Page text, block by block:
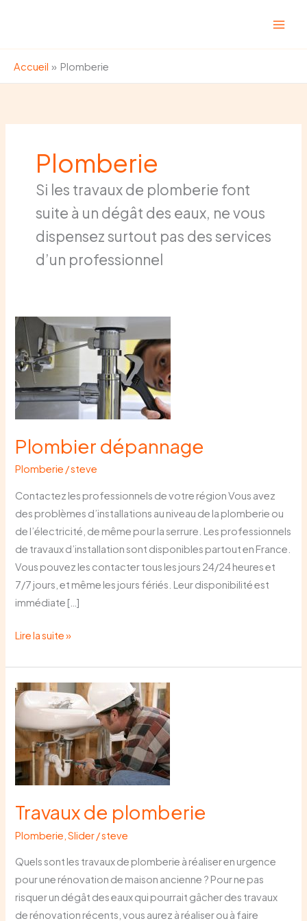
Accueil
Plomberie
Plomberie
Si les travaux de plomberie font
suite à un dégât des eaux, ne vous
dispensez surtout pas des services
d’un professionnel
Plombier dépannage
Plomberie /steve
Contactez les professionnels de votre région Vous avez
des problèmes d’installations au niveau de la plomberie ou
de l’électricité, de même pour la serrure. Les professionnels
de travaux d’installation sont disponibles partout en France.
Vous pouvez les contacter tous les jours 24/24 heures et
7/7 jours, et même les jours fériés. Leur disponibilité est
immédiate […]
Plombier
dépannage
Lire la suite »
Travaux de plomberie
Plomberie ,Slider/steve
Quels sont les travaux de plomberie à réaliser en urgence
pour une rénovation de maison ancienne ? Pour ne pas
risquer un dégât des eaux qui pourrait gâcher des travaux
de rénovation récents, vous aurez à réaliser ou à faire
Travaux
de
plomberie